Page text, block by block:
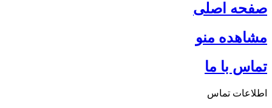
صفحه اصلی
مشاهده منو
تماس با ما
اطلاعات تماس